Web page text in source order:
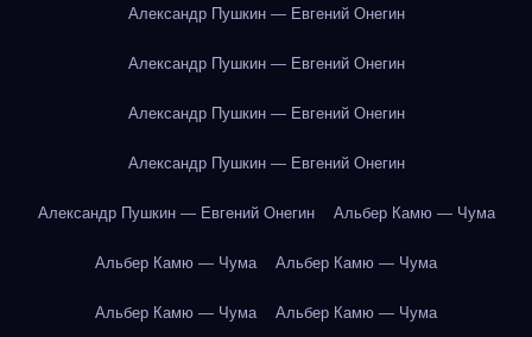
Александр Пушкин — Евгений Онегин
Александр Пушкин — Евгений Онегин
Александр Пушкин — Евгений Онегин
Александр Пушкин — Евгений Онегин
Александр Пушкин — Евгений Онегин Альбер Камю — Чума
Альбер Камю — Чума Альбер Камю — Чума
Альбер Камю — Чума Альбер Камю — Чума